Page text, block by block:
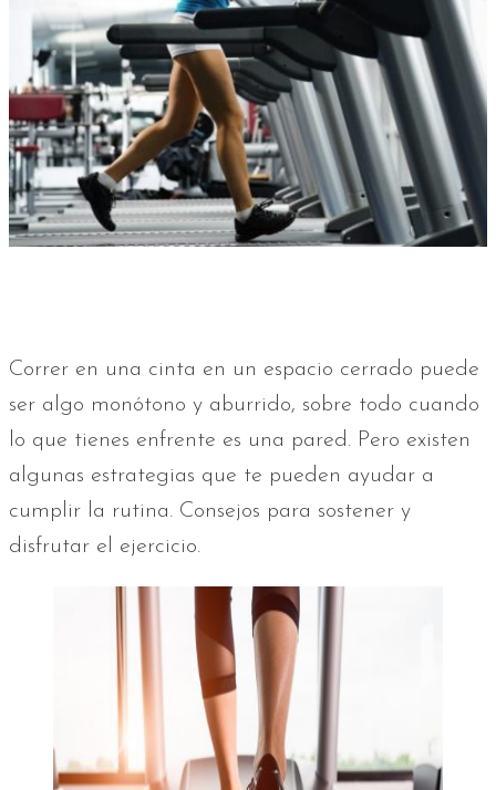
Correr en una cinta en un espacio cerrado puede
ser algo monótono y aburrido, sobre todo cuando
lo que tienes enfrente es una pared. Pero existen
algunas estrategias que te pueden ayudar a
cumplir la rutina. Consejos para sostener y
disfrutar el ejercicio.